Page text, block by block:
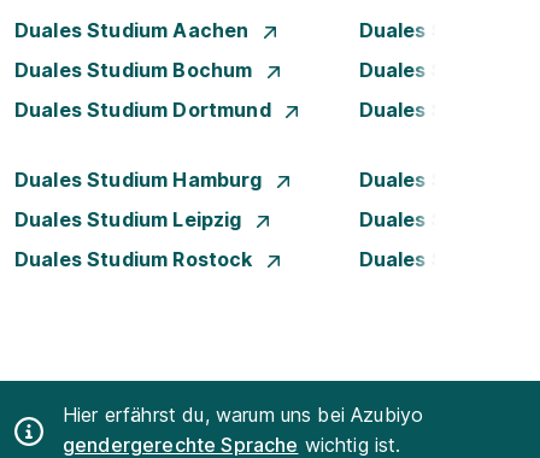
Duales Studium Aachen
Duales Studium
Duales Studium Bochum
Duales Studium
Duales Studium Dortmund
Duales Studium
Duales Studium Hamburg
Duales Studium
Duales Studium Leipzig
Duales Studium
Duales Studium Rostock
Duales Studium
Hier erfährst du, warum uns bei Azubiyo
gendergerechte Sprache wichtig ist.